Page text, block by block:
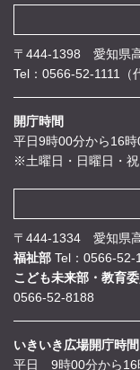
〒444-1398 愛知県
Tel：0566-52-1111（
開庁時間
平日9時00分から16
※土曜日・日曜日・
〒444-1334 愛知県
福祉部 Tel：0566-52-
こども未来部・教育
0566-52-8188
いきいき広場開庁時間
平日 9時00分から16